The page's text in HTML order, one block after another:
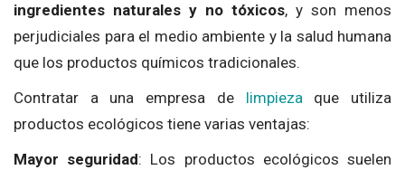
ingredientes naturales y no tóxicos, y son menos
perjudiciales para el medio ambiente y la salud humana
que los productos químicos tradicionales.
Contratar a una empresa de limpieza que utiliza
productos ecológicos tiene varias ventajas:
Mayor seguridad: Los productos ecológicos suelen